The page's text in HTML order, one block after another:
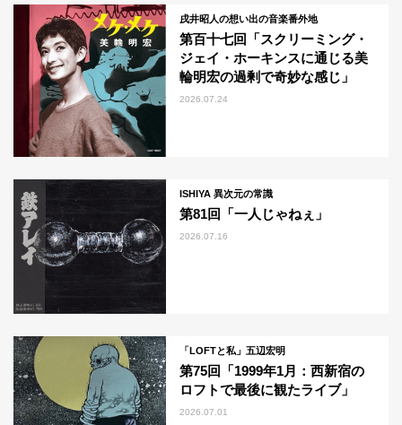
戌井昭人の想い出の音楽番外地
第百十七回「スクリーミング・
ジェイ・ホーキンスに通じる美
輪明宏の過剰で奇妙な感じ」
2026.07.24
ISHIYA 異次元の常識
第81回「一人じゃねぇ」
2026.07.16
「LOFTと私」五辺宏明
第75回「1999年1月：西新宿の
ロフトで最後に観たライブ」
2026.07.01